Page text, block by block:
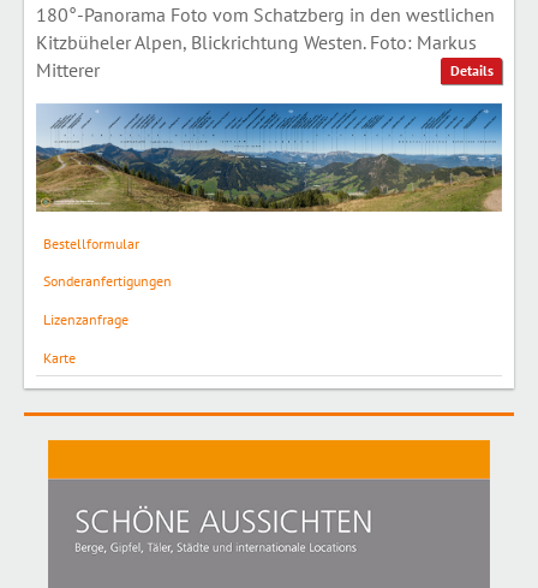
Details
180°-Panorama Foto vom Schatzberg in den westlichen
Kitzbüheler Alpen, Blickrichtung Westen. Foto: Markus
Mitterer
Bestellformular
Sonderanfertigungen
Lizenzanfrage
Karte